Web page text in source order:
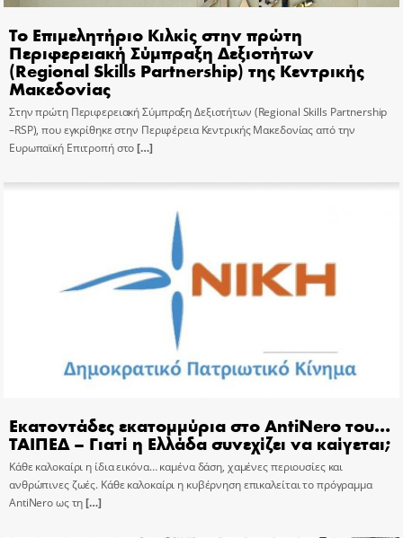
Το Επιμελητήριο Κιλκίς στην πρώτη
Περιφερειακή Σύμπραξη Δεξιοτήτων
(Regional Skills Partnership) της Κεντρικής
Μακεδονίας
Στην πρώτη Περιφερειακή Σύμπραξη Δεξιοτήτων (Regional Skills Partnership
–RSP), που εγκρίθηκε στην Περιφέρεια Κεντρικής Μακεδονίας από την
Ευρωπαϊκή Επιτροπή στο[…]
Εκατοντάδες εκατομμύρια στο AntiNero του…
ΤΑΙΠΕΔ – Γιατί η Ελλάδα συνεχίζει να καίγεται;
Κάθε καλοκαίρι η ίδια εικόνα… καμένα δάση, χαμένες περιουσίες και
ανθρώπινες ζωές. Κάθε καλοκαίρι η κυβέρνηση επικαλείται το πρόγραμμα
AntiNero ως τη[…]